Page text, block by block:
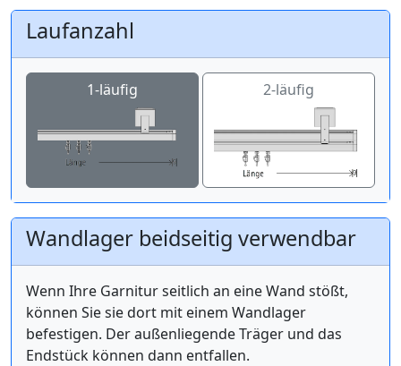
Laufanzahl
1-läufig 2-läufig
Wandlager beidseitig verwendbar
Wenn Ihre Garnitur seitlich an eine Wand stößt,
können Sie sie dort mit einem Wandlager
befestigen. Der außenliegende Träger und das
Endstück können dann entfallen.